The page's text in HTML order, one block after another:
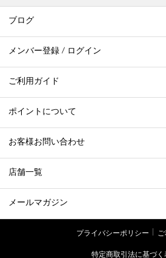
ブログ
メンバー登録 / ログイン
ご利用ガイド
ポイントについて
お客様お問い合わせ
店舗一覧
メールマガジン
プライバシーポリシー